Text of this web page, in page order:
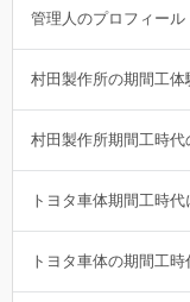
管理人のプロフィール
村田製作所の期間工体
村田製作所期間工時代
トヨタ車体期間工時
トヨタ車体の期間工